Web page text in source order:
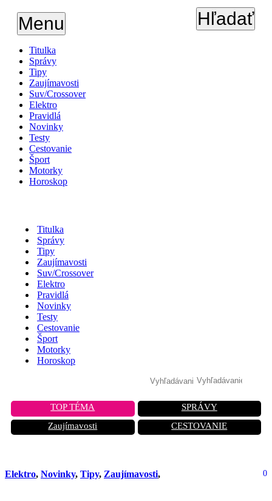
Menu Hľadať
Titulka
Správy
Tipy
Zaujímavosti
Suv/Crossover
Elektro
Pravidlá
Novinky
Testy
Cestovanie
Šport
Motorky
Horoskop
Titulka
Správy
Tipy
Zaujímavosti
Suv/Crossover
Elektro
Pravidlá
Novinky
Testy
Cestovanie
Šport
Motorky
Horoskop
TOP TÉMA
SPRÁVY
Zaujímavosti
CESTOVANIE
Elektro, Novinky, Tipy, Zaujímavosti, 0